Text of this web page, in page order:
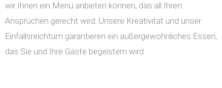
wir Ihnen ein Menü anbieten können, das all Ihren
Ansprüchen gerecht wird. Unsere Kreativität und unser
Einfallsreichtum garantieren ein außergewöhnliches Essen,
das Sie und Ihre Gäste begeistern wird.